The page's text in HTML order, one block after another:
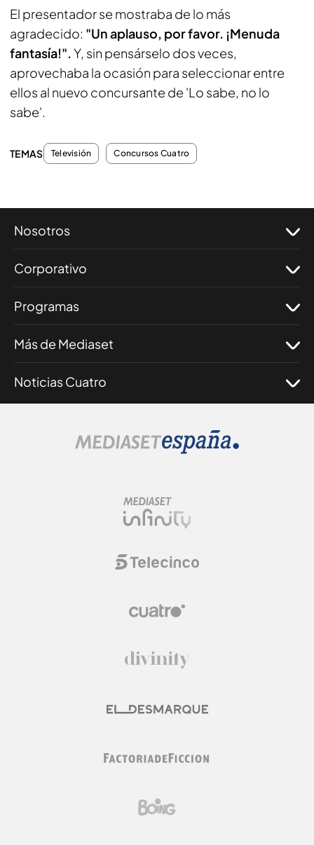
El presentador se mostraba de lo más
agradecido: "Un aplauso, por favor. ¡Menuda
fantasía!".Y, sin pensárselo dos veces,
aprovechaba la ocasión para seleccionar entre
ellos al nuevo concursante de 'Lo sabe, no lo
sabe'.
TEMAS Televisión Concursos Cuatro
Nosotros
Corporativo
Programas
Más de Mediaset
Noticias Cuatro